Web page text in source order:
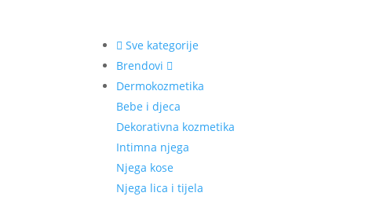
Sve kategorije
Brendovi
Dermokozmetika
Bebe i djeca
Dekorativna kozmetika
Intimna njega
Njega kose
Njega lica i tijela